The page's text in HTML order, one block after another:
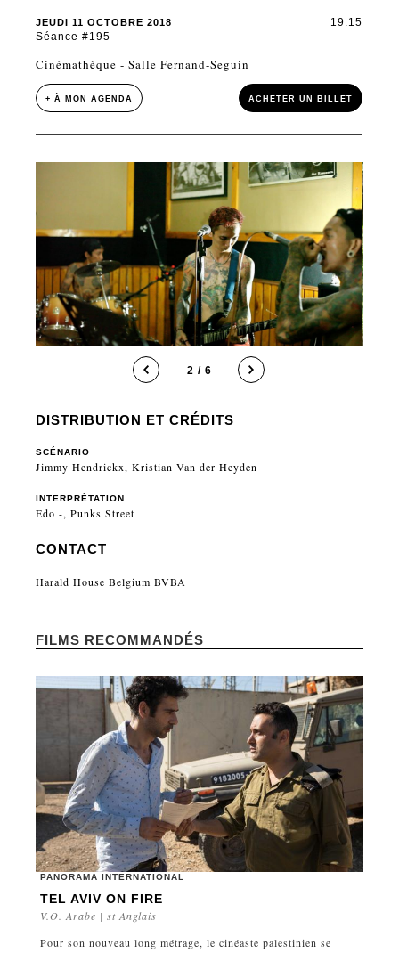
JEUDI 11 OCTOBRE 2018
Séance #195
19:15
Cinémathèque - Salle Fernand-Seguin
+ À MON AGENDA ACHETER UN BILLET
2 / 6
DISTRIBUTION ET CRÉDITS
SCÉNARIO
Jimmy Hendrickx, Kristian Van der Heyden
INTERPRÉTATION
Edo -, Punks Street
CONTACT
Harald House Belgium BVBA
FILMS RECOMMANDÉS
PANORAMA INTERNATIONAL
TEL AVIV ON FIRE
V.O. Arabe | st Anglais
Pour son nouveau long métrage, le cinéaste palestinien se